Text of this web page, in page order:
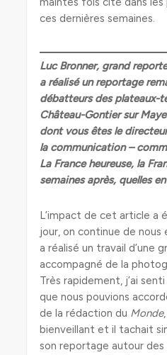
ces dernières semaines.
Luc Bronner, grand
a réalisé un reportage
débatteurs des plateaux-
Château-Gontier sur
dont vous êtes le
la communication–
La France heureuse, la
semaines après, quelles
L’impact de cet article a
jour, on continue de nous
a réalisé un travail d’une
accompagné de la
Très rapidement, j’ai
que nous pouvions
de la rédaction du Monde
bienveillant et il tachait
son reportage autour